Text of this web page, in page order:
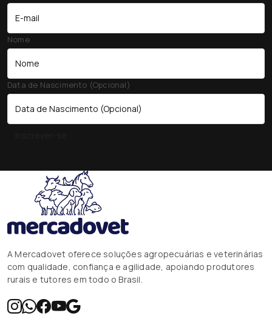
Nome
Data de Nascimento (Opcional)
A Mercadovet oferece soluções agropecuárias e veterinárias
com qualidade, confiança e agilidade, apoiando produtores
rurais e tutores em todo o Brasil.